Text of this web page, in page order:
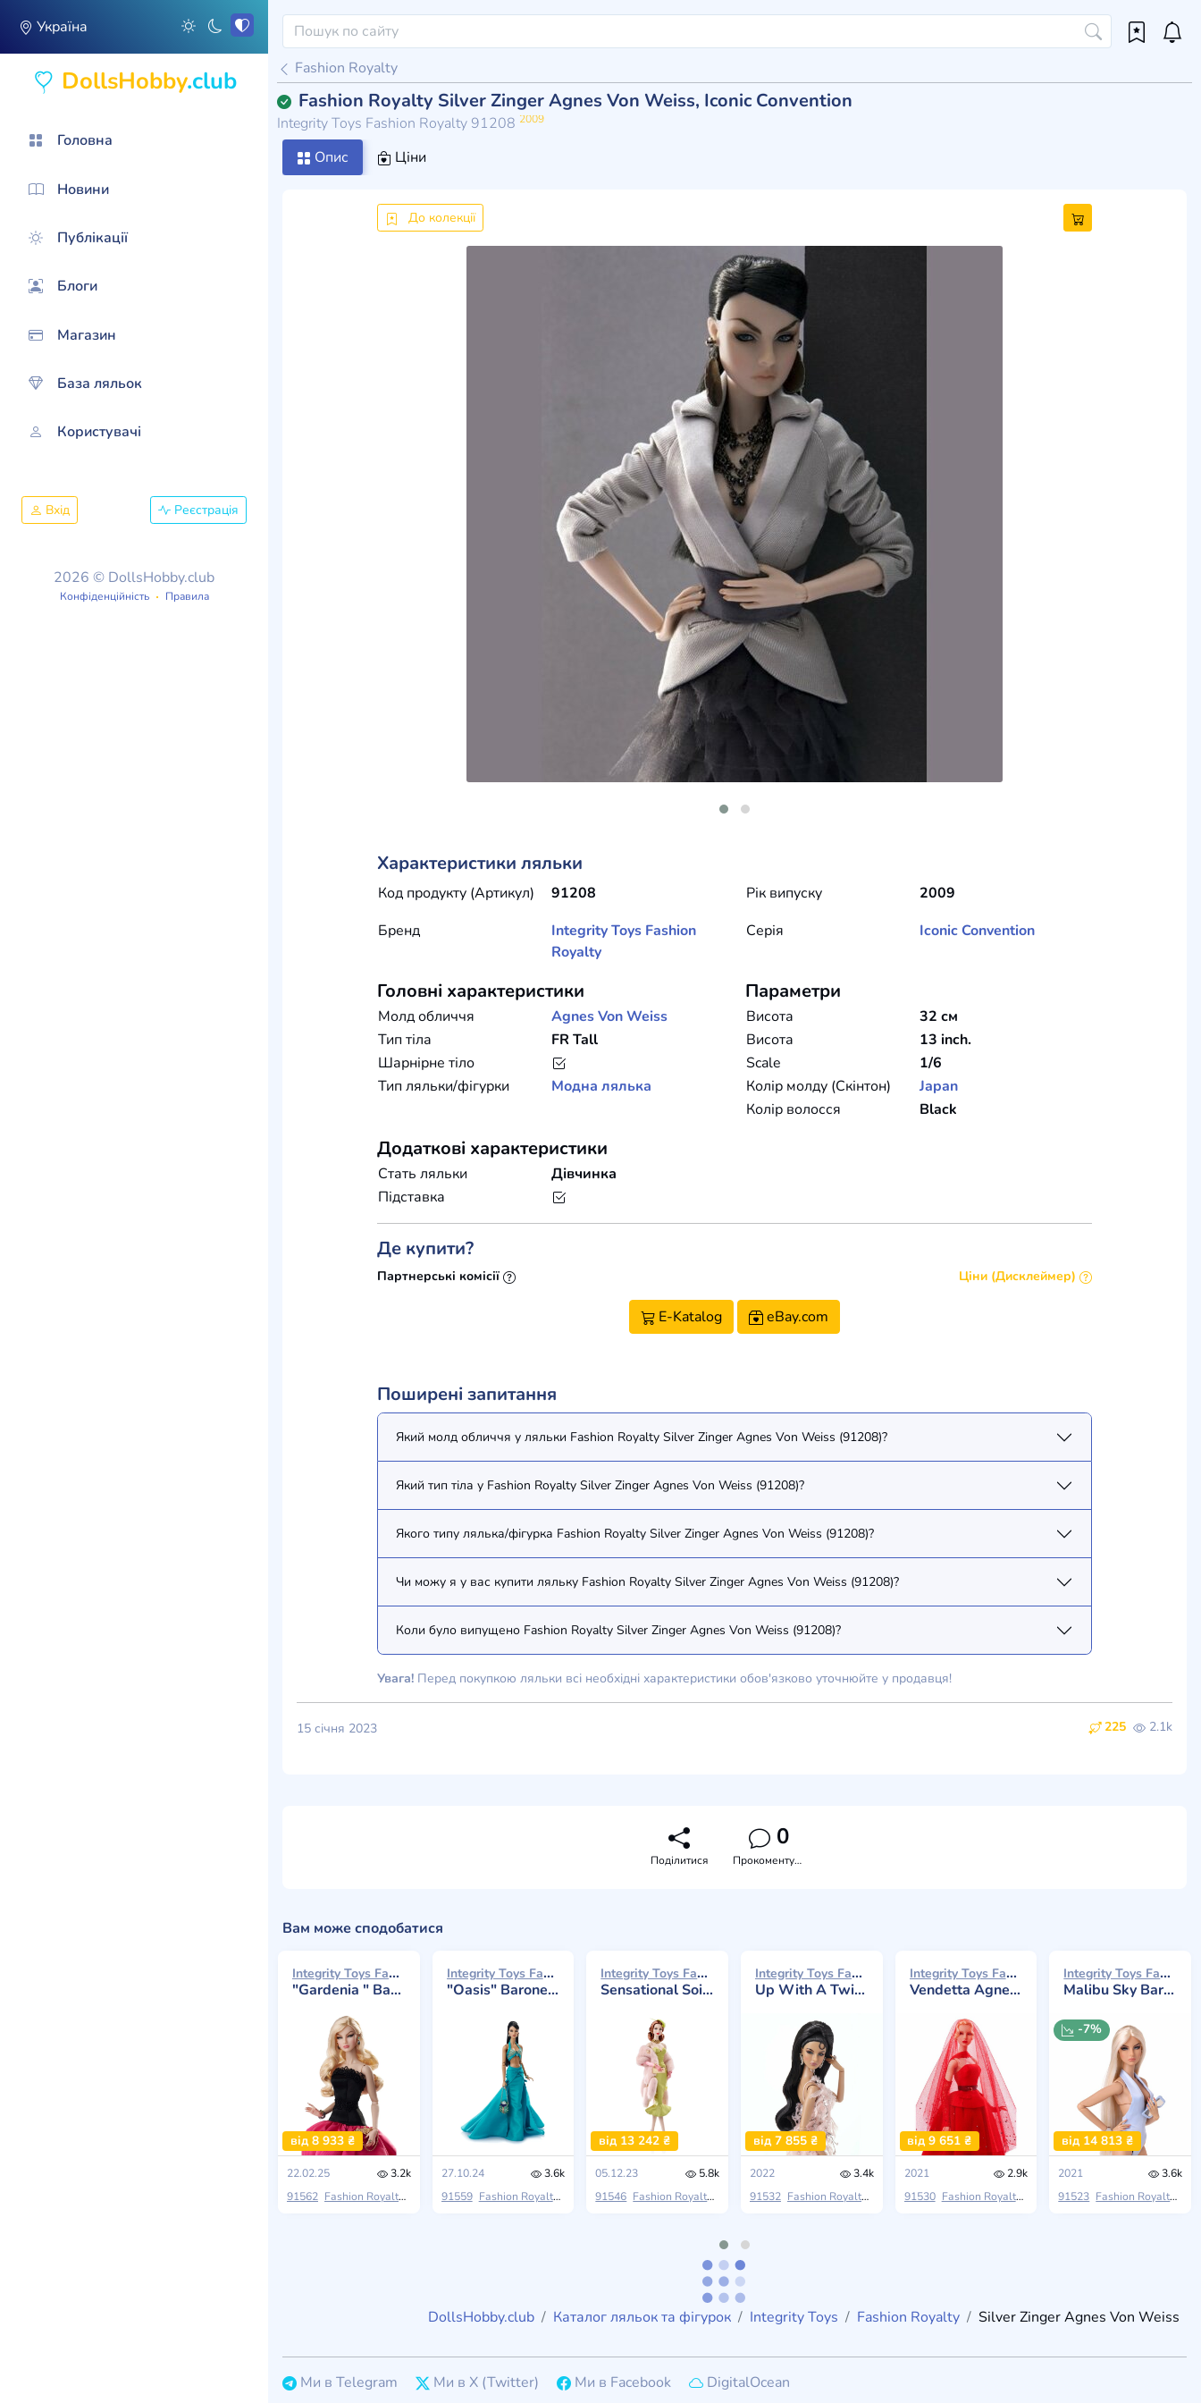
Україна
DollsHobby.club
Головна
Новини
Публікації
Блоги
Магазин
База ляльок
Користувачі
Вхід Реєстрація
2026 © DollsHobby.club
Конфіденційність Правила
Fashion Royalty
Fashion Royalty Silver Zinger Agnes Von Weiss, Iconic Convention
Integrity Toys Fashion Royalty 91208 2009
Опис Ціни
До колекції
Характеристики ляльки
Код продукту (Артикул) 91208 Рік випуску
2009
Бренд
Integrity Toys Fashion
Royalty
Серія Iconic Convention
Головні характеристики
Молд обличчя
Agnes Von Weiss
Тип тіла
FR Tall
Шарнірне тіло
Тип ляльки/фігурки
Модна лялька
Параметри
Висота
32 см
Висота
13 inch.
Scale
1/6
Колір молду (Скінтон)
Japan
Колір волосся
Black
Додаткові характеристики
Стать ляльки
Дівчинка
Підставка
Де купити?
Партнерські комісії Ціни (Дисклеймер)
E-Katalog eBay.com
Поширені запитання
Який молд обличчя у ляльки Fashion Royalty Silver Zinger Agnes Von Weiss (91208)?
Який тип тіла у Fashion Royalty Silver Zinger Agnes Von Weiss (91208)?
Якого типу лялька/фігурка Fashion Royalty Silver Zinger Agnes Von Weiss (91208)?
Чи можу я у вас купити ляльку Fashion Royalty Silver Zinger Agnes Von Weiss (91208)?
Коли було випущено Fashion Royalty Silver Zinger Agnes Von Weiss (91208)?
Увага! Перед покупкою ляльки всі необхідні характеристики обов'язково уточнюйте у продавця!
225 2.1k
15 січня 2023
Поділитися
0
Прокоментувати
Вам може сподобатися
Integrity Toys Fashion Royalty 2025
"Gardenia " Baroness Agnes Von Weiss
від 8 933 ₴
22.02.25
3.2k
91562 Fashion Royalty Integrity Toys 2025 W Club
Integrity Toys Fashion Royalty 2024
"Oasis" Baroness Agnes Von Weiss (Centerpiece)
27.10.24
3.6k
91559 Fashion Royalty Integrity Toys Stilettos Out: An Integrity Toys Fashion Thriller
Integrity Toys Fashion Royalty 2023
Sensational Soirée Agnes Von Weiss
від 13 242 ₴
05.12.23
5.8k
91546 Fashion Royalty Integrity Toys The Moments
Integrity Toys Fashion Royalty 2022
Up With A Twist Agnes Von Weiss
від 7 855 ₴
2022
3.4k
91532 Fashion Royalty Integrity Toys Stay Tuned
Integrity Toys Fashion Royalty 2021
Vendetta Agnes Von Weiss
від 9 651 ₴
2021
2.9k
91530 Fashion Royalty Integrity Toys Obsession
Integrity Toys Fashion Royalty 2021
Malibu Sky Baroness Agnes Von Weiss
-7%
від 14 813 ₴
2021
3.6k
91523 Fashion Royalty
DollsHobby.club Каталог ляльок та фігурок Integrity Toys Fashion Royalty Silver Zinger Agnes Von Weiss
Ми в Telegram Ми в X (Twitter) Ми в Facebook DigitalOcean